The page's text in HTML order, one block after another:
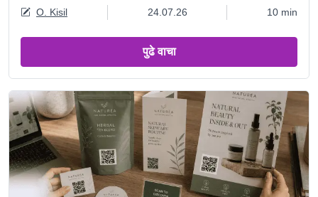
O. Kisil 24.07.26 10 min
पुढे वाचा